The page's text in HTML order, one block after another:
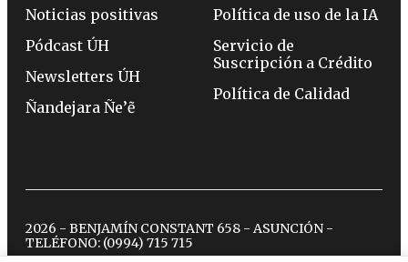
Noticias positivas
Pódcast ÚH
Newsletters ÚH
Ñandejara Ñe’ẽ
Política de uso de la IA
Servicio de
Suscripción a Crédito
Política de Calidad
2026 - BENJAMÍN CONSTANT 658 - ASUNCIÓN -
TELÉFONO: (0994) 715 715